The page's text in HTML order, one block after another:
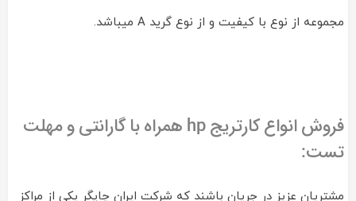
مجموعه از نوع با کیفیت و از نوع گرید A میباشد.
فروش انواع کارتریج hp همراه با گارانتی و مهلت
تست:
مشتریان عزیز در جریان باشند که شرکت ایران چاپگر یکی از مراکز